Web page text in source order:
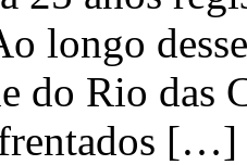
longo
do Rio das
[…]